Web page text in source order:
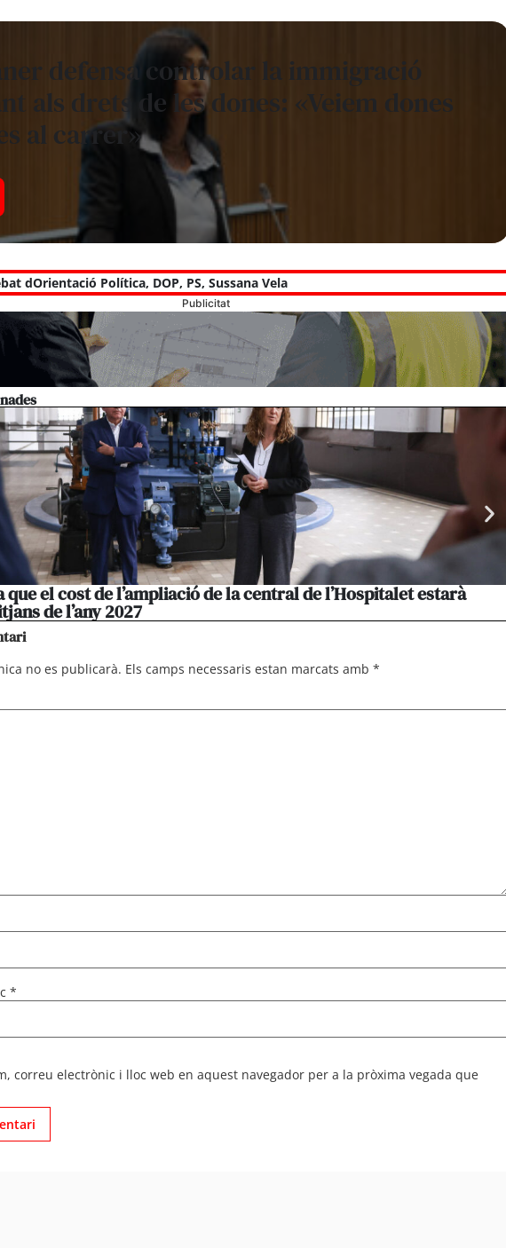
defensa controlar la immigració
als drets de les dones: «Veiem dones
al carrer»
dOrientació Política, DOP, PS, Sussana Vela
Publicitat
el cost de l’ampliació de la central de l’Hospitalet estarà
de l’any 2027
no es publicarà. Els camps necessaris estan marcats amb *
*
correu electrònic i lloc web en aquest navegador per a la pròxima vegada que